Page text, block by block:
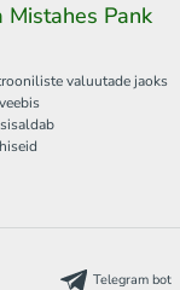
Pank
valuutade jaoks
Telegram bot